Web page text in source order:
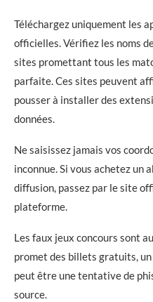
Téléchargez uniquement les
officielles. Vérifiez les noms
sites promettant tous les
parfaite. Ces sites peuvent
pousser à installer des
données.
Ne saisissez jamais vos
inconnue. Si vous achetez un
diffusion, passez par le site
plateforme.
Les faux jeux concours sont
promet des billets gratuits,
peut être une tentative de
source.